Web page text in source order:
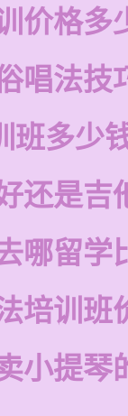
价格多
唱法技
班多少
还是吉
哪留学
培训班
小提琴